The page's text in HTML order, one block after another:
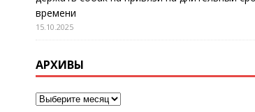
времени
15.10.2025
АРХИВЫ